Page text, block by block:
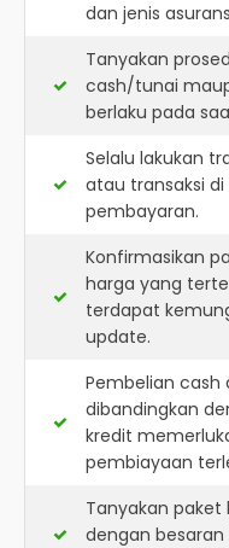
dan jenis
Tanyakan
cash/tunai
berlaku pada
Selalu lakukan
atau transaksi
pembayaran.
Konfirmasikan
harga yang
terdapat
update.
Pembelian cash
dibandingkan
kredit
pembiayaan
Tanyakan paket
dengan